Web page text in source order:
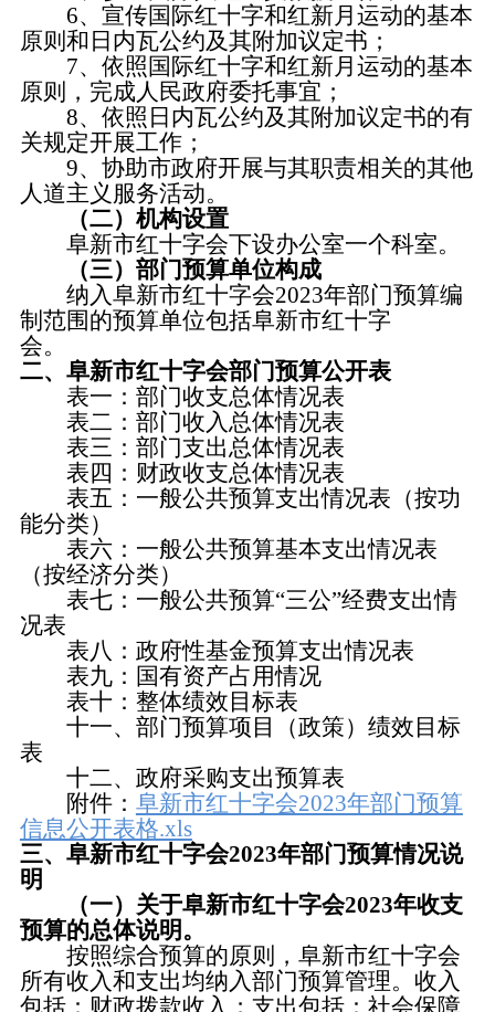
6、宣传国际红十字和红新月运动的基本
原则和日内瓦公约及其附加议定书；
7、依照国际红十字和红新月运动的基本
原则，完成人民政府委托事宜；
8、依照日内瓦公约及其附加议定书的有
关规定开展工作；
9、协助市政府开展与其职责相关的其他
人道主义服务活动。
（二）机构设置
阜新市红十字会下设办公室一个科室。
（三）部门预算单位构成
纳入阜新市红十字会2023年部门预算编
制范围的预算单位包括阜新市红十字
会。
二、 阜新市红十字会部门预算公开表
表一：部门收支总体情况表
表二：部门收入总体情况表
表三：部门支出总体情况表
表四：财政收支总体情况表
表五：一般公共预算支出情况表（按功
能分类）
表六：一般公共预算基本支出情况表
（按经济分类）
表七：一般公共预算“三公”经费支出情
况表
表八：政府性基金预算支出情况表
表九：国有资产占用情况
表十：整体绩效目标表
十一、部门预算项目（政策）绩效目标
表
十二、政府采购支出预算表
附件： 阜新市红十字会2023年部门预算
信息公开表格.xls
三、阜新市红十字会2023年部门预算情况说
明
（一）关于阜新市红十字会2023年收支
预算的总体说明。
按照综合预算的原则，阜新市红十字会
所有收入和支出均纳入部门预算管理。收入
包括：财政拨款收入；支出包括：社会保障